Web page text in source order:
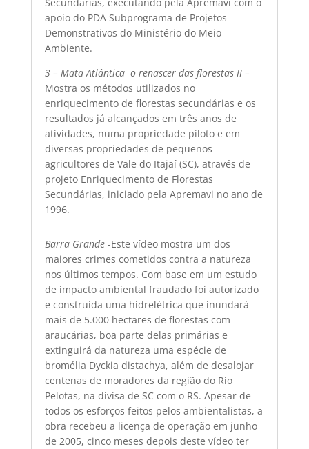
apoio do PDA Subprograma de Projetos
Demonstrativos do Ministério do Meio
Ambiente.
3 – Mata Atlântica  o renascer das florestas II –
Mostra os métodos utilizados no
enriquecimento de florestas secundárias e os
resultados já alcançados em três anos de
atividades, numa propriedade piloto e em
diversas propriedades de pequenos
agricultores de Vale do Itajaí (SC), através de
projeto Enriquecimento de Florestas
Secundárias, iniciado pela Apremavi no ano de
1996.
Barra Grande-Este vídeo mostra um dos
maiores crimes cometidos contra a natureza
nos últimos tempos. Com base em um estudo
de impacto ambiental fraudado foi autorizado
e construída uma hidrelétrica que inundará
mais de 5.000 hectares de florestas com
araucárias, boa parte delas primárias e
extinguirá da natureza uma espécie de
bromélia Dyckia distachya, além de desalojar
centenas de moradores da região do Rio
Pelotas, na divisa de SC com o RS. Apesar de
todos os esforços feitos pelos ambientalistas, a
obra recebeu a licença de operação em junho
de 2005, cinco meses depois deste vídeo ter